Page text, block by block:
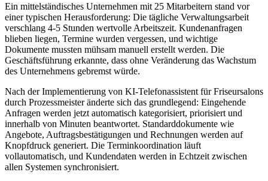
Ein mittelständisches Unternehmen mit 25 Mitarbeitern stand vor
einer typischen Herausforderung: Die tägliche Verwaltungsarbeit
verschlang 4-5 Stunden wertvolle Arbeitszeit. Kundenanfragen
blieben liegen, Termine wurden vergessen, und wichtige
Dokumente mussten mühsam manuell erstellt werden. Die
Geschäftsführung erkannte, dass ohne Veränderung das Wachstum
des Unternehmens gebremst würde.
Nach der Implementierung von KI-Telefonassistent für Friseursalons
durch Prozessmeister änderte sich das grundlegend: Eingehende
Anfragen werden jetzt automatisch kategorisiert, priorisiert und
innerhalb von Minuten beantwortet. Standarddokumente wie
Angebote, Auftragsbestätigungen und Rechnungen werden auf
Knopfdruck generiert. Die Terminkoordination läuft
vollautomatisch, und Kundendaten werden in Echtzeit zwischen
allen Systemen synchronisiert.